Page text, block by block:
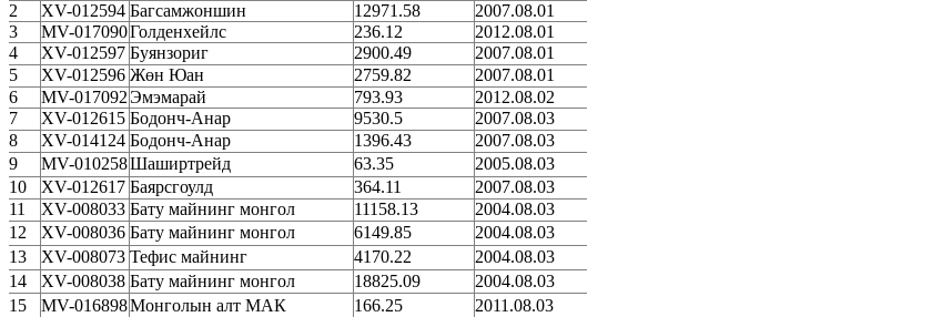
2
XV-012594 Багсамжоншин 12971.58
2007.08.01
3
MV-017090Голденхейлс 236.12
2012.08.01
4
XV-012597 Буянзориг 2900.49
2007.08.01
5
XV-012596 Жөн Юан 2759.82
2007.08.01
6
MV-017092Эмэмарай 793.93
2012.08.02
7
XV-012615 Бодонч-Анар 9530.5
2007.08.03
8
XV-014124 Бодонч-Анар 1396.43
2007.08.03
9
MV-010258Шаширтрейд 63.35
2005.08.03
10
XV-012617 Баярсгоулд 364.11
2007.08.03
11
XV-008033 Бату майнинг монгол 11158.13
2004.08.03
12
XV-008036 Бату майнинг монгол 6149.85
2004.08.03
13
XV-008073 Тефис майнинг 4170.22
2004.08.03
14
XV-008038 Бату майнинг монгол 18825.09
2004.08.03
15
MV-016898Монголын алт МАК 166.25
2011.08.03